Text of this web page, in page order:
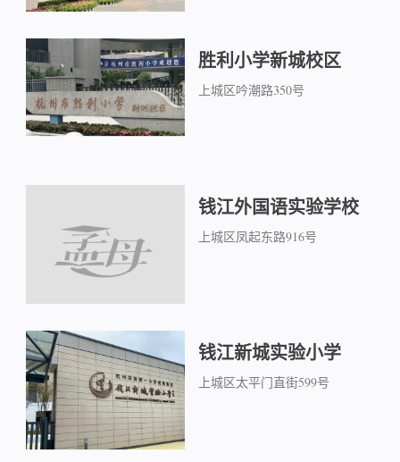
胜利小学新城校区
上城区吟潮路350号
钱江外国语实验学校
上城区凤起东路916号
钱江新城实验小学
上城区太平门直街599号